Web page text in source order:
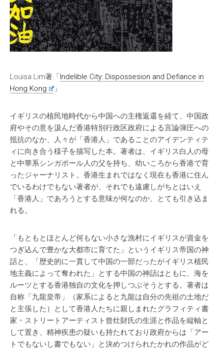
Louisa Lim著「Indelible City: Dispossesion and Defiance in
Hong Kong
」
イギリスの植民地時代から中国への主権返還を経て、中国政
府やその意を汲んだ香港特別行政区政府による言論弾圧への
抵抗のなか、人々が「香港人」であることのアイデンティテ
ィに向き合う様子を描写した本。著者は、イギリス白人の母
と中華系シンガポール人の父を持ち、幼いころから香港で育
ったジャーナリスト。香港生まれではなく現在も香港に住ん
でいるわけでもない著者が、それでも遠慮しがちとはいえ
「香港人」であろうとする意味が何なのか、とても引き込ま
れる。
「もともとほとんど何もない小さな漁村にイギリスが資金を
つぎ込んで豊かな大都市に育てた」というイギリス帝国の神
話と、「歴史的に一貫して中国の一部だったがイギリス植民
地主義によって奪われた」とする中国の神話はともに、海を
ルーツとする香港独自の文化を押しつぶそうとする。著者は
自称「九龍皇帝」（家系によると九龍は自分の先祖の土地だ
と主張した）として香港人たちに親しまれたグラフィティ書
家・ストリートアーティスト曾灶財氏の生涯と作品を縦軸と
して置き、精神疾患の疑いも持たれており政府からは「アー
トでもないし書でもない」と決めつけられたかれの作品がど